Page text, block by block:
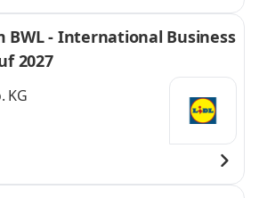
BWL - International Business
2027
KG